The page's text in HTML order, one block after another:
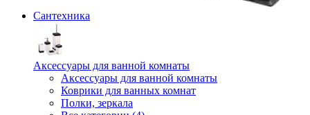
Сантехника
Аксессуары для ванной комнаты
Аксессуары для ванной комнаты
Коврики для ванных комнат
Полки, зеркала